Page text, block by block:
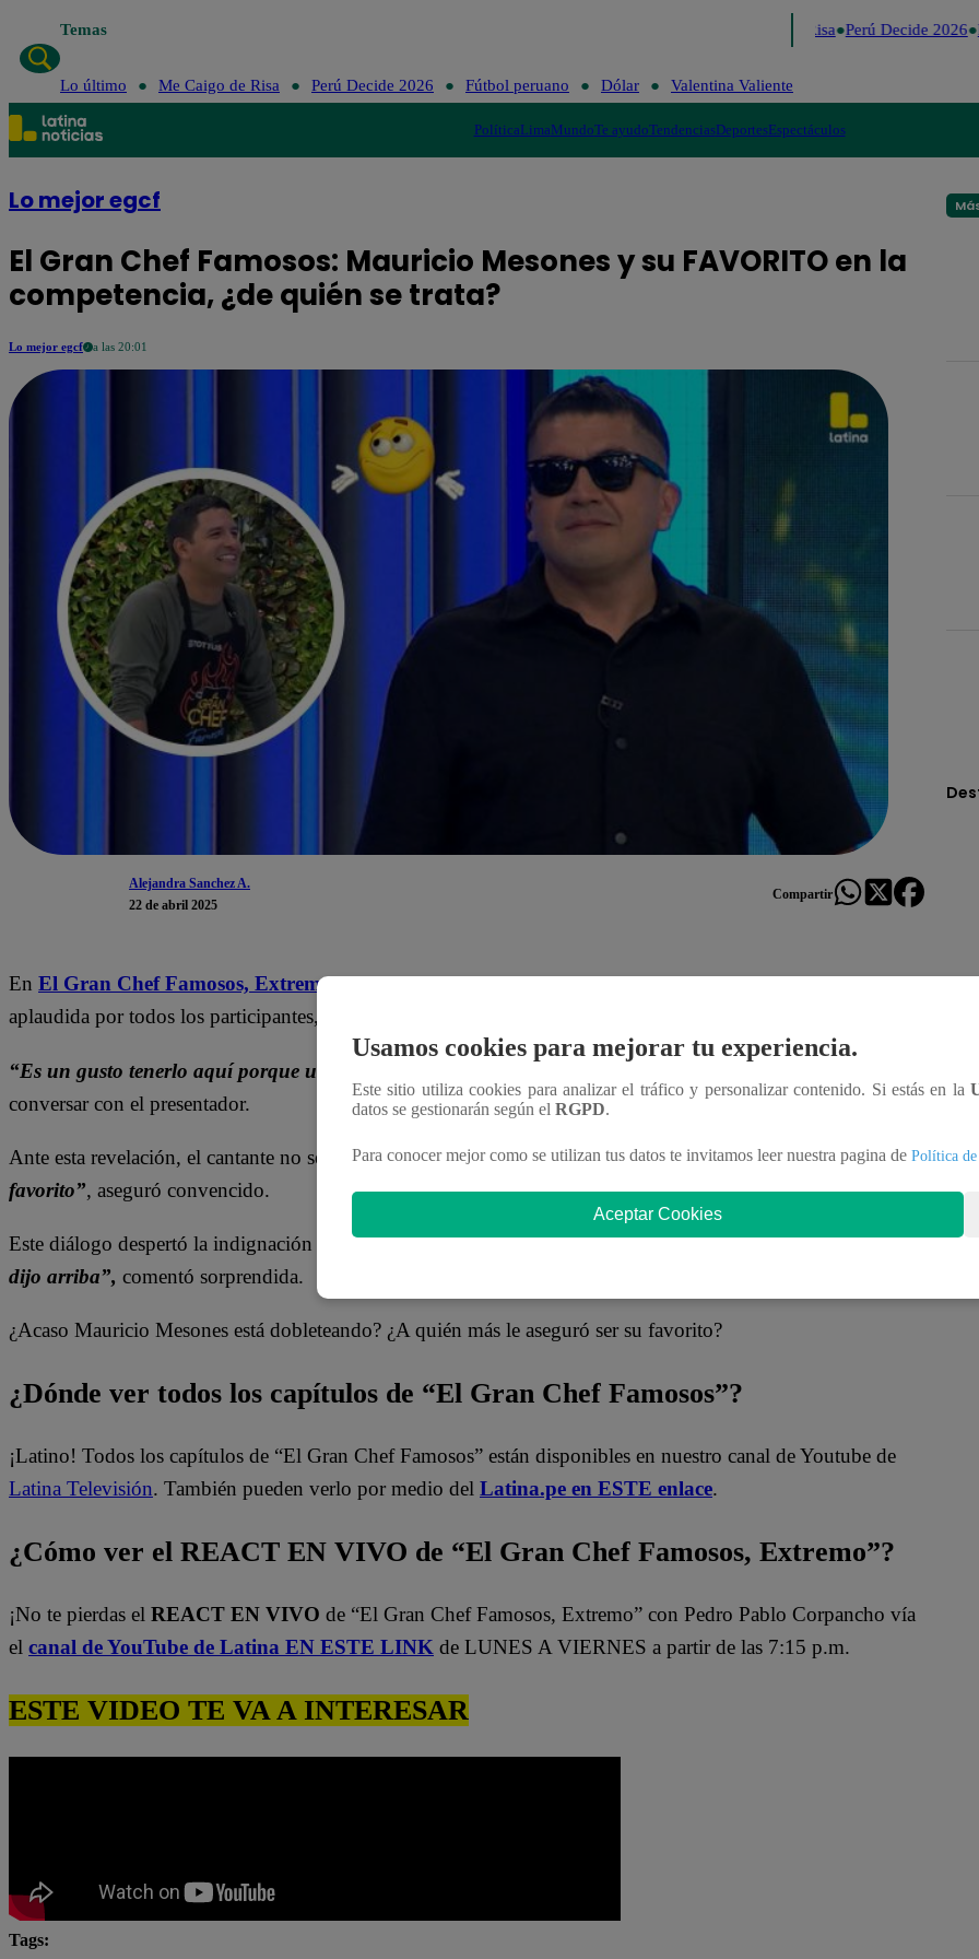
Temas Me Caigo de Risa Perú Decide 2026
Lo último Me Caigo de Risa Perú Decide 2026 Fútbol peruano Dólar Valentina Valiente
PolíticaLimaMundoTe ayudoTendenciasDeportesEspectáculos
Lo mejor egcf
El Gran Chef Famosos: Mauricio Mesones y su FAVORITO en la
competencia, ¿de quién se trata?
Lo mejor egcf a las 20:01
Alejandra Sanchez A.
22 de abril 2025
Compartir
En El Gran Chef Famosos, Extremo, la aparición de Mauricio Mesones como conductor del programa fue
aplaudida por todos los participantes, que lo recibieron con los brazos abiertos.
“Es un gusto tenerlo aquí porque usted es alguien a quien yo admiro mucho”
conversar con el presentador.
Ante esta revelación, el cantante no se contuvo y agradeció el saludo.“Qué coincidencia porque tú eres mi
favorito”, aseguró convencido.
Este diálogo despertó la indignación en Vania Bludau, que recordaba ser la favorita del conductor.“Así me
dijo arriba”, comentó sorprendida.
¿Acaso Mauricio Mesones está dobleteando? ¿A quién más le aseguró ser su favorito?
¿Dónde ver todos los capítulos de “El Gran Chef Famosos”?
¡Latino! Todos los capítulos de “El Gran Chef Famosos” están disponibles en nuestro canal de Youtube de
Latina Televisión. También pueden verlo por medio del Latina.pe en ESTE enlace.
¿Cómo ver el REACT EN VIVO de “El Gran Chef Famosos, Extremo”?
¡No te pierdas el REACT EN VIVO de “El Gran Chef Famosos, Extremo” con Pedro Pablo Corpancho vía
el canal de YouTube de Latina EN ESTE LINK de LUNES A VIERNES a partir de las 7:15 p.m.
ESTE VIDEO TE VA A INTERESAR
Tags:
Usamos cookies para mejorar tu experiencia.
Este sitio utiliza cookies para analizar el tráfico y personalizar contenido. Si estás en la
datos se gestionarán según el RGPD.
Para conocer mejor como se utilizan tus datos te invitamos leer nuestra pagina de Política
Aceptar Cookies